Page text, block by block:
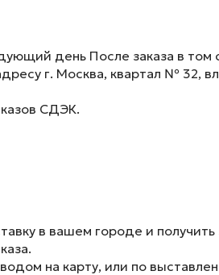
день После заказа в том
г. Москва, квартал № 32,
СДЭК.
в вашем городе и
на карту, или по